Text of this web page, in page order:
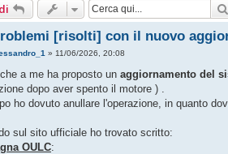
[risolti] con il nuovo
» 11/06/2026, 20:08
a me ha proposto un aggiornamento del
dopo aver spento il motore ) .
ho dovuto anullare l'operazione, in quanto
sul sito ufficiale ho trovato scritto:
OULC: